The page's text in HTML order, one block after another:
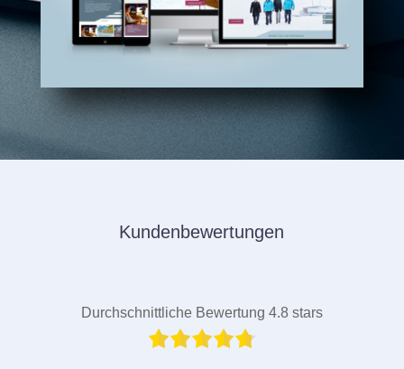
Kundenbewertungen
Durchschnittliche Bewertung 4.8 stars